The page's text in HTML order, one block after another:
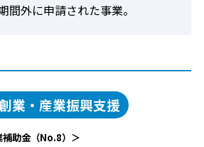
間外に申請された事業。
業・産業振興支援
補助金（No.8）＞